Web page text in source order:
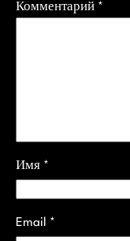
Комментарий *
Имя *
Email *